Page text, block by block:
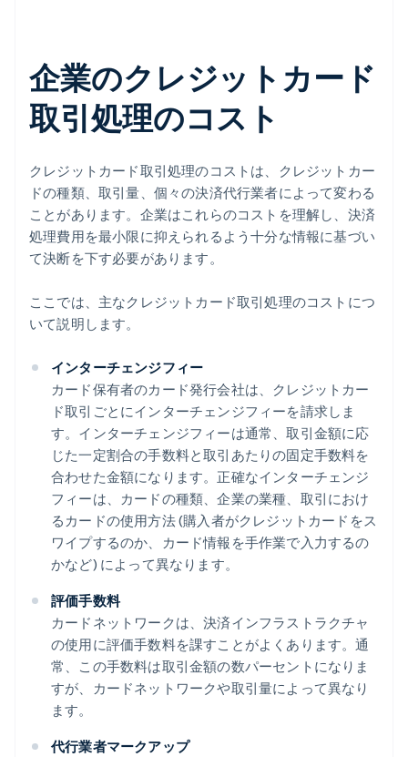
企業のクレジットカード
取引処理のコスト
クレジットカード取引処理のコストは、クレジットカー
ドの種類、取引量、個々の決済代行業者によって変わる
ことがあります。企業はこれらのコストを理解し、決済
処理費用を最小限に抑えられるよう十分な情報に基づい
て決断を下す必要があります。
ここでは、主なクレジットカード取引処理のコストにつ
いて説明します。
インターチェンジフィー
カード保有者のカード発行会社は、クレジットカー
ド取引ごとにインターチェンジフィーを請求しま
す。インターチェンジフィーは通常、取引金額に応
じた一定割合の手数料と取引あたりの固定手数料を
合わせた金額になります。正確なインターチェンジ
フィーは、カードの種類、企業の業種、取引におけ
るカードの使用方法 (購入者がクレジットカードをス
ワイプするのか、カード情報を手作業で入力するの
かなど) によって異なります。
評価手数料
カードネットワークは、決済インフラストラクチャ
の使用に評価手数料を課すことがよくあります。通
常、この手数料は取引金額の数パーセントになりま
すが、カードネットワークや取引量によって異なり
ます。
代行業者マークアップ